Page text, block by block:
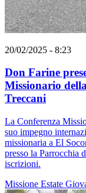
20/02/2025 - 8:23
Don Farine
Missionario
Treccani
La Conferenza
suo impegno
missionaria a El
presso la Parrocchia
iscrizioni.
Missione Estate